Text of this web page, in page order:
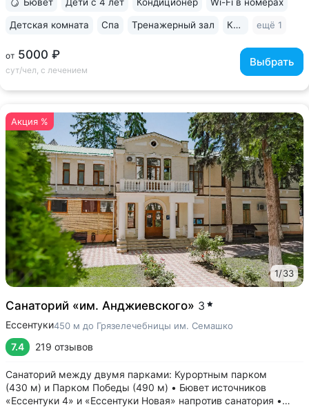
от 5000 ₽
сут/чел, с лечением
Выбрать
Детская комната Спа Тренажерный зал Караоке ещё 1
Акция %
1/33
Санаторий «им. Анджиевского» 3
Ессентуки450 м до Грязелечебницы им. Семашко
7.4 219 отзывов
Санаторий между двумя парками: Курортным парком
(430 м) и Парком Победы (490 м) • Бювет источников
«Ессентуки 4» и «Ессентуки Новая» напротив санатория •